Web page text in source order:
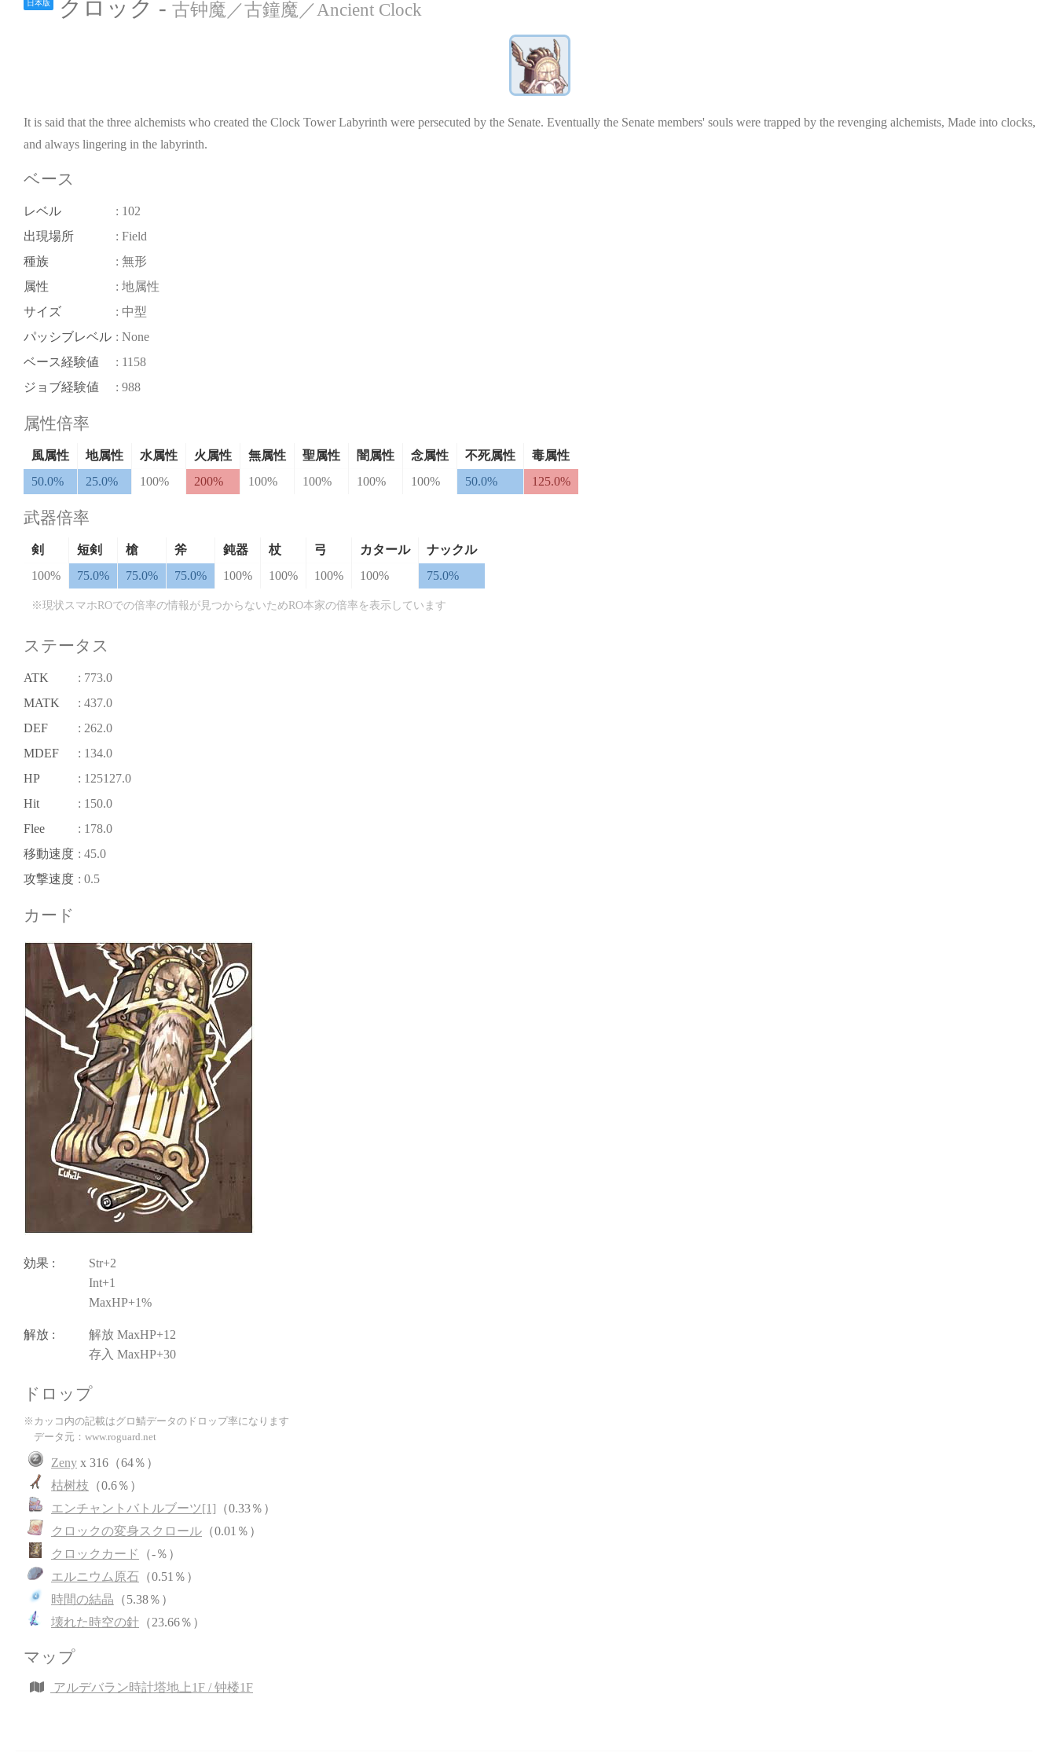
日本版 クロック - 古钟魔／古鐘魔／Ancient Clock
It is said that the three alchemists who created the Clock Tower Labyrinth were persecuted by the Senate. Eventually the Senate members' souls were trapped by the revenging alchemists, Made into clocks,
and always lingering in the labyrinth.
ベース
レベル
: 102
出現場所
: Field
種族
: 無形
属性
: 地属性
サイズ
: 中型
パッシブレベル : None
ベース経験値
: 1158
ジョブ経験値
: 988
属性倍率
風属性 地属性 水属性 火属性 無属性 聖属性 闇属性 念属性 不死属性
毒属性
50.0%
25.0% 100% 200% 100% 100% 100% 100% 50.0% 125.0%
武器倍率
剣 短剣 槍 斧 鈍器 杖 弓 カタール
ナックル
100%
75.0% 75.0% 75.0% 100% 100% 100% 100% 75.0%
※現状スマホROでの倍率の情報が見つからないためRO本家の倍率を表示しています
ステータス
ATK
: 773.0
MATK
: 437.0
DEF
: 262.0
MDEF
: 134.0
HP
: 125127.0
Hit
: 150.0
Flee
: 178.0
移動速度 : 45.0
攻撃速度 : 0.5
カード
効果 :
Str+2
Int+1
MaxHP+1%
解放 :
解放 MaxHP+12
存入 MaxHP+30
ドロップ
※カッコ内の記載はグロ鯖データのドロップ率になります
データ元：www.roguard.net
Zeny x 316（64％）
枯树枝 （0.6％）
エンチャントバトルブーツ[1] （0.33％）
クロックの変身スクロール （0.01％）
クロックカード
（-％）
エルニウム原石 （0.51％）
時間の結晶 （5.38％）
壊れた時空の針 （23.66％）
マップ
アルデバラン時計塔地上1F / 钟楼1F